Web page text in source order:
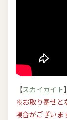
【スカイカイト
※お取り寄せと
場合がございま